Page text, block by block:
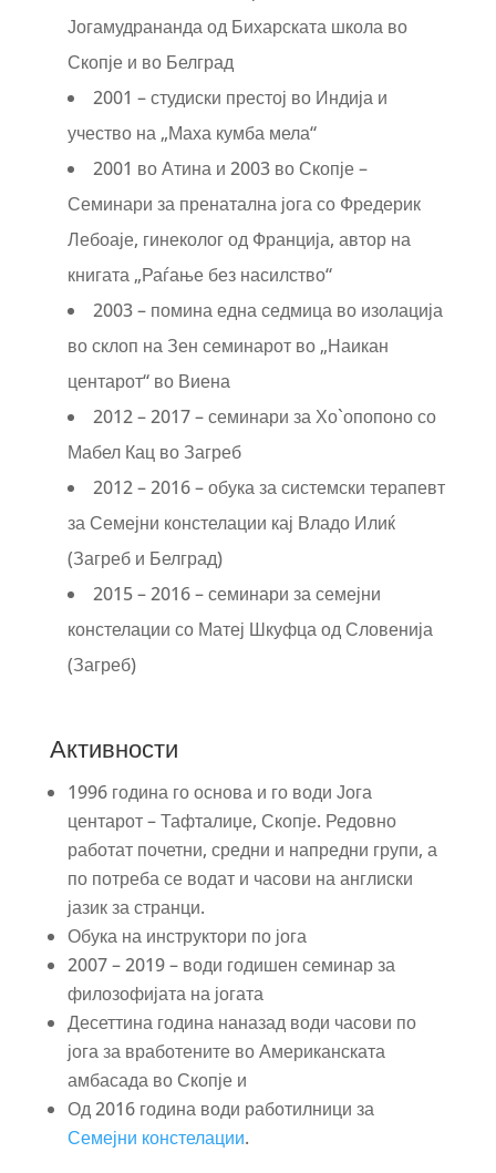
Јогамудрананда од Бихарската школа во
Скопје и во Белград
2001 – студиски престој во Индија и
учество на „Маха кумба мела“
2001 во Атина и 2003 во Скопје –
Семинари за пренатална јога со Фредерик
Лебоаје, гинеколог од Франција, автор на
книгата „Раѓање без насилство“
2003 – помина една седмица во изолација
во склоп на Зен семинарот во „Наикан
центарот“ во Виена
2012 – 2017 – семинари за Хо`опопоно со
Мабел Кац во Загреб
2012 – 2016 – обука за системски терапевт
за Семејни констелации кај Владо Илиќ
(Загреб и Белград)
2015 – 2016 – семинари за семејни
констелации со Матеј Шкуфца од Словенија
(Загреб)
Активности
1996 година го основа и го води Јога
центарот – Тафталиџе, Скопје. Редовно
работат почетни, средни и напредни групи, а
по потреба се водат и часови на англиски
јазик за странци.
Обука на инструктори по јога
2007 – 2019 – води годишен семинар за
филозофијата на јогата
Десеттина година наназад води часови по
јога за вработените во Американската
амбасада во Скопје и
Од 2016 година води работилници за
Семејни констелации.